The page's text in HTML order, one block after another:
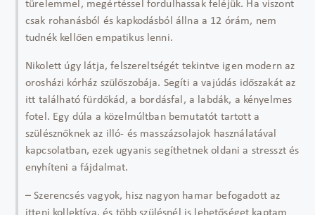
türelemmel, megértéssel fordulhassak feléjük. Ha viszont
csak rohanásból és kapkodásból állna a 12 órám, nem
tudnék kellően empatikus lenni.
Nikolett úgy látja, felszereltségét tekintve igen modern az
orosházi kórház szülőszobája. Segíti a vajúdás időszakát az
itt található fürdőkád, a bordásfal, a labdák, a kényelmes
fotel. Egy dúla a közelmúltban bemutatót tartott a
szülésznőknek az illó- és masszázsolajok használatával
kapcsolatban, ezek ugyanis segíthetnek oldani a stresszt és
enyhíteni a fájdalmat.
– Szerencsés vagyok, hisz nagyon hamar befogadott az